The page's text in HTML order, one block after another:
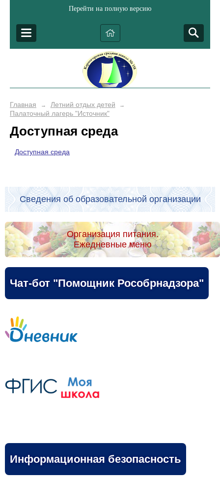
Перейти на полную версию
Главная → Летний отдых детей →
Палаточный лагерь "Источник"
Доступная среда
Доступная среда
Сведения об образовательной организации
Организация питания.
Ежедневные меню
Чат-бот "Помощник Рособрнадзора"
Информационная безопасность